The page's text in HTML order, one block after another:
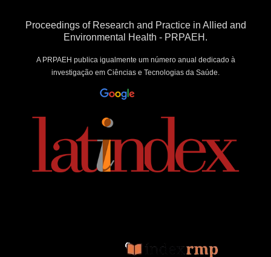
Proceedings of Research and Practice in Allied and
Environmental Health - PRPAEH.
A PRPAEH publica igualmente um número anual dedicado à
investigação em Ciências e Tecnologias da Saúde.